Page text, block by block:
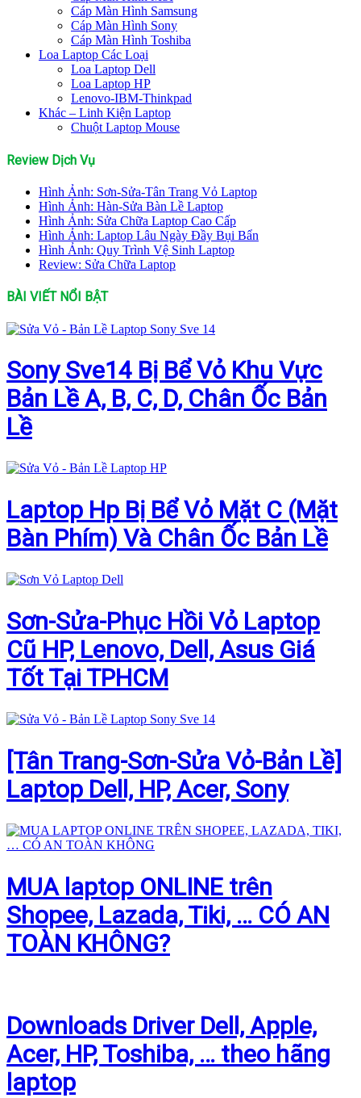
Cáp Màn Hình Samsung
Cáp Màn Hình Sony
Cáp Màn Hình Toshiba
Loa Laptop Các Loại
Loa Laptop Dell
Loa Laptop HP
Lenovo-IBM-Thinkpad
Khác – Linh Kiện Laptop
Chuột Laptop Mouse
Review Dịch Vụ
Hình Ảnh: Sơn-Sửa-Tân Trang Vỏ Laptop
Hình Ảnh: Hàn-Sửa Bàn Lề Laptop
Hình Ảnh: Sửa Chữa Laptop Cao Cấp
Hình Ảnh: Laptop Lâu Ngày Đầy Bụi Bẩn
Hình Ảnh: Quy Trình Vệ Sinh Laptop
Review: Sửa Chữa Laptop
BÀI VIẾT NỔI BẬT
Sony Sve14 Bị Bể Vỏ Khu Vực
Bản Lề A, B, C, D, Chân Ốc Bản
Lề
Laptop Hp Bị Bể Vỏ Mặt C (Mặt
Bàn Phím) Và Chân Ốc Bản Lề
Sơn-Sửa-Phục Hồi Vỏ Laptop
Cũ HP, Lenovo, Dell, Asus Giá
Tốt Tại TPHCM
[Tân Trang-Sơn-Sửa Vỏ-Bản Lề]
Laptop Dell, HP, Acer, Sony
MUA laptop ONLINE trên
Shopee, Lazada, Tiki, … CÓ AN
TOÀN KHÔNG?
Downloads Driver Dell, Apple,
Acer, HP, Toshiba, … theo hãng
laptop